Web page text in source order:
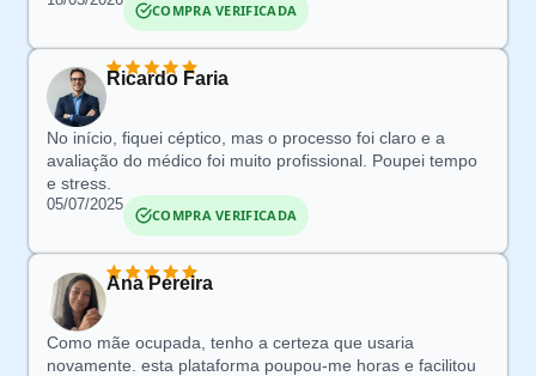
COMPRA VERIFICADA
Ricardo Faria
No início, fiquei céptico , mas o processo foi claro e a
avaliação do médico foi muito profissional. Poupei tempo
e stress
05/07/2025
COMPRA VERIFICADA
Ana Pereira
Como mãe ocupada, tenho a certeza que usaria
novamente. esta plataforma poupou-me horas e facilitou